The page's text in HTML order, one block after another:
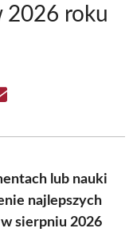
2026 roku
lub nauki
najlepszych
sierpniu 2026